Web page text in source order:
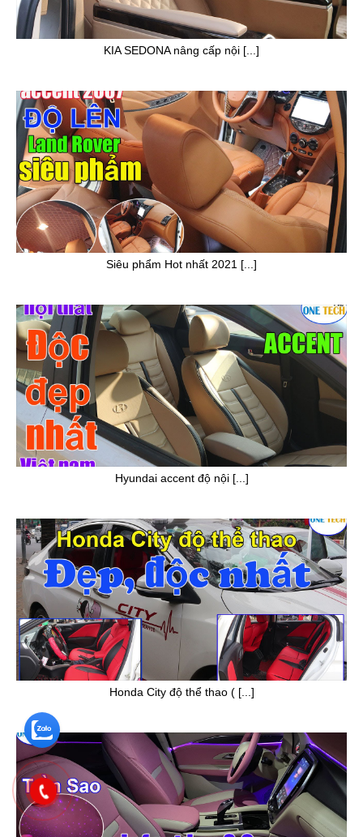
KIA SEDONA nâng cấp nội [...]
Siêu phẩm Hot nhất 2021 [...]
Hyundai accent độ nội [...]
Honda City độ thể thao ( [...]